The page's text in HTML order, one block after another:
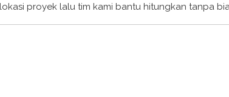
proyek lalu tim kami bantu hitungkan tanpa